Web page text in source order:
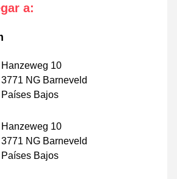
a:
Hanzeweg 10
3771 NG Barneveld
Países Bajos
Hanzeweg 10
3771 NG Barneveld
Países Bajos